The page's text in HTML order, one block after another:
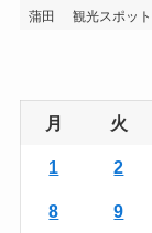
蒲田
観光スポット
月 火
1 2
8 9